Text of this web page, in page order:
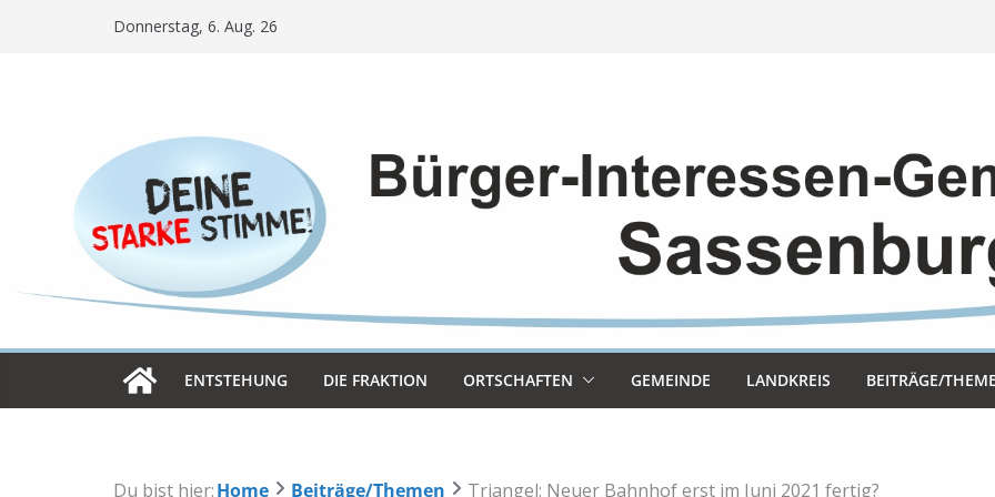
Donnerstag, 6. Aug. 26
ENT­STE­HUNG DIE FRAK­TION ORT­SCHAF­TEN GEMEINDE LAND­KREIS BEITRÄGE/
Du bist hier:Home Beiträge/Themen Triangel: Neuer Bahnhof erst im Juni 2021 fertig?